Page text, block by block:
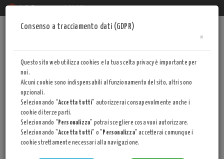
CINQUE per MILLE
NEWS
Consenso a tracciamento dati (GDPR)
×
Questo sito web utilizza cookies e la tua scelta privacy è importante per
noi.
Alcuni cookie sono indispensabili al funzionamento del sito, altri sono
opzionali.
Selezionando “Accetta tutti” autorizzerai consapevolmente anche i
cookie di terze parti.
Selezionando “Personalizza” potrai scegliere cosa vuoi autorizzare.
Selezionando "Accetta tutti" o " Personalizza" accetterai comunque i
cookie strettamente necessari alla navigazione.